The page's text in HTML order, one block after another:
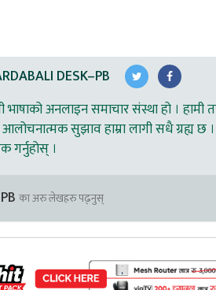
DESK–PB
भाषाको अनलाइन समाचार संस्था हो ।
सुझाव हाम्रा लागी सधै ग्रह्य छ
गर्नुहोस् ।
का अरु लेखहरु पढ्नुस्